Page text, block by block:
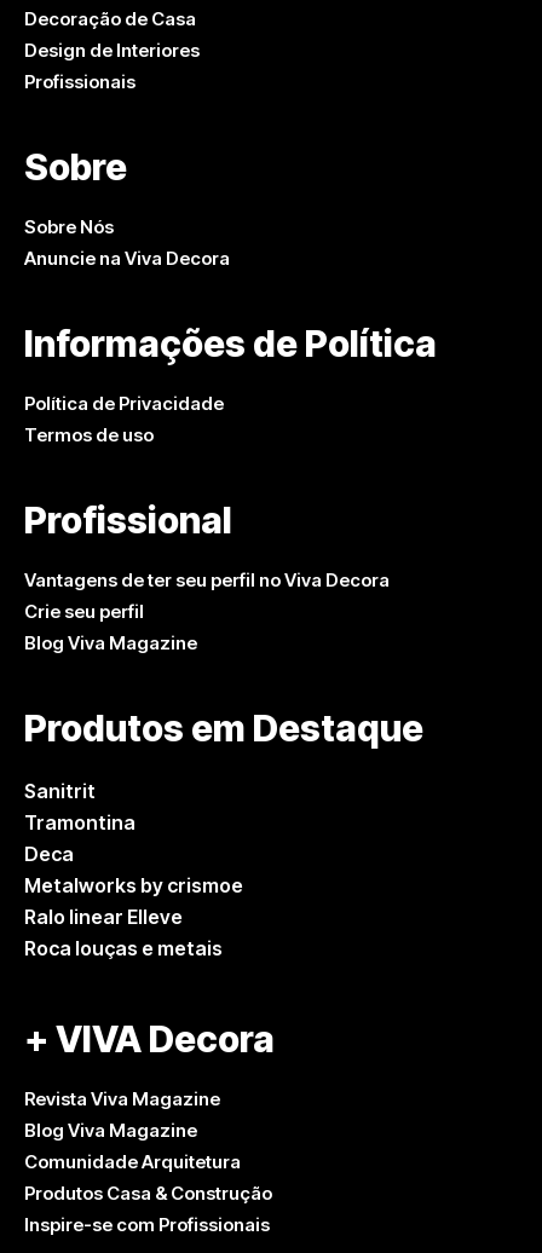
Decoração de Casa
Design de Interiores
Profissionais
Sobre
Sobre Nós
Anuncie na Viva Decora
Informações de Política
Política de Privacidade
Termos de uso
Profissional
Vantagens de ter seu perfil no Viva Decora
Crie seu perfil
Blog Viva Magazine
Produtos em Destaque
Sanitrit
Tramontina
Deca
Metalworks by crismoe
Ralo linear Elleve
Roca louças e metais
+ VIVA Decora
Revista Viva Magazine
Blog Viva Magazine
Comunidade Arquitetura
Produtos Casa & Construção
Inspire-se com Profissionais